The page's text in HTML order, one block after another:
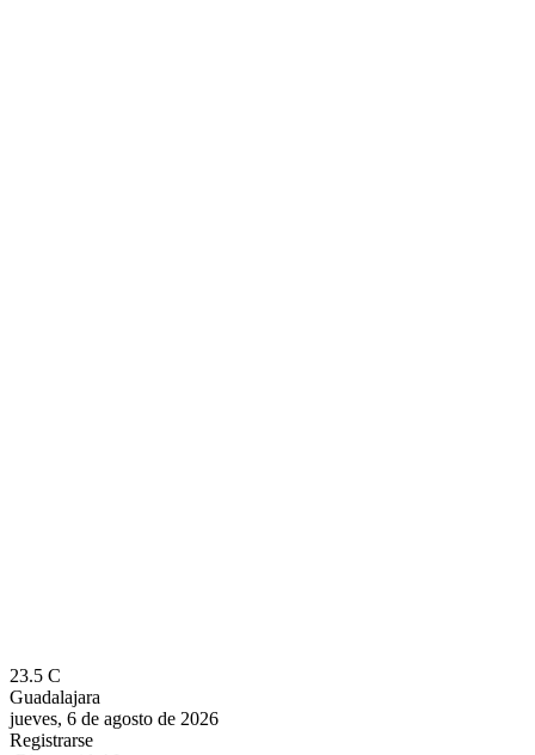
23.5 C
Guadalajara
jueves, 6 de agosto de 2026
Registrarse